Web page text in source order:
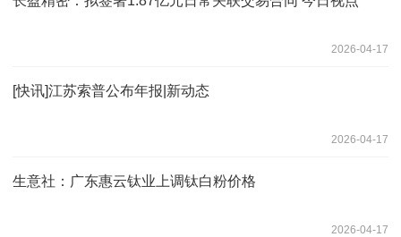
2026-04-17
[快讯]江苏索普公布年报|新动态
2026-04-17
生意社：广东惠云钛业上调钛白粉价格
2026-04-17